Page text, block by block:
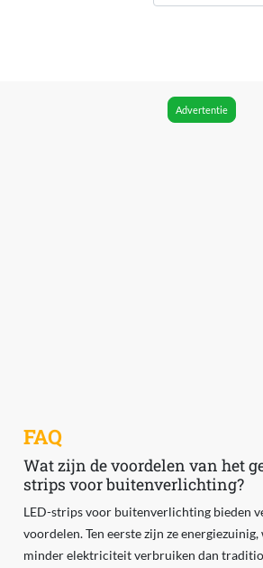
Advertentie
FAQ
Wat zijn de voordelen van het
strips voor buitenverlichting?
LED-strips voor buitenverlichting bieden
voordelen. Ten eerste zijn ze
minder elektriciteit verbruiken dan